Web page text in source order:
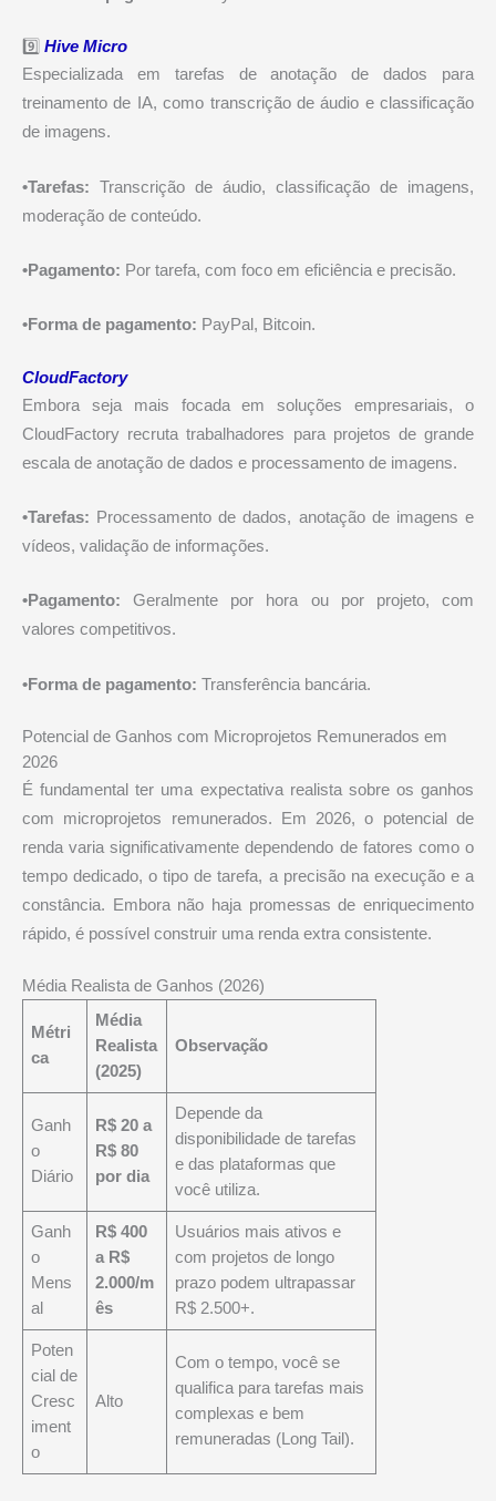
9️⃣ Hive Micro
Especializada em tarefas de anotação de dados para
treinamento de IA, como transcrição de áudio e classificação
de imagens.
•Tarefas: Transcrição de áudio, classificação de imagens,
moderação de conteúdo.
•Pagamento: Por tarefa, com foco em eficiência e precisão.
•Forma de pagamento: PayPal, Bitcoin.
CloudFactory
Embora seja mais focada em soluções empresariais, o
CloudFactory recruta trabalhadores para projetos de grande
escala de anotação de dados e processamento de imagens.
•Tarefas: Processamento de dados, anotação de imagens e
vídeos, validação de informações.
•Pagamento: Geralmente por hora ou por projeto, com
valores competitivos.
•Forma de pagamento: Transferência bancária.
Potencial de Ganhos com Microprojetos Remunerados em
2026
É fundamental ter uma expectativa realista sobre os ganhos
com microprojetos remunerados. Em 2026, o potencial de
renda varia significativamente dependendo de fatores como o
tempo dedicado, o tipo de tarefa, a precisão na execução e a
constância. Embora não haja promessas de enriquecimento
rápido, é possível construir uma renda extra consistente.
Média Realista de Ganhos (2026)
Métri
ca
Média
Realista
(2025)
Observação
Ganh
o
Diário
R$ 20 a
R$ 80
por dia
Depende da
disponibilidade de tarefas
e das plataformas que
você utiliza.
Ganh
o
Mens
al
R$ 400
a R$
2.000/m
ês
Usuários mais ativos e
com projetos de longo
prazo podem ultrapassar
R$ 2.500+.
Poten
cial de
Cresc
iment
o
Alto
Com o tempo, você se
qualifica para tarefas mais
complexas e bem
remuneradas (Long Tail).